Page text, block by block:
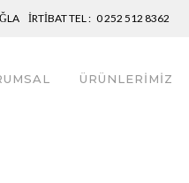
İRTIBAT TEL : 0 252 512 8362
ÜRÜNLERİMİZ